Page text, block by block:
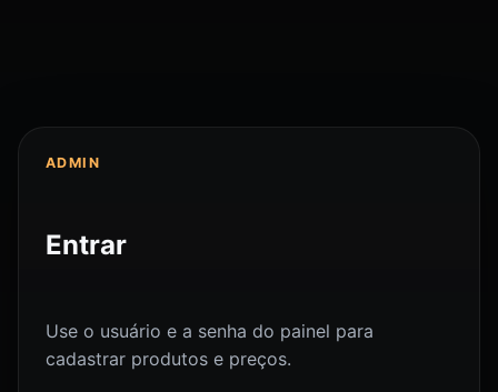
ADMIN
Entrar
Use o usuário e a senha do painel para
cadastrar produtos e preços.